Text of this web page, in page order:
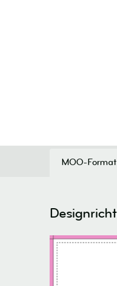
MOO-Format